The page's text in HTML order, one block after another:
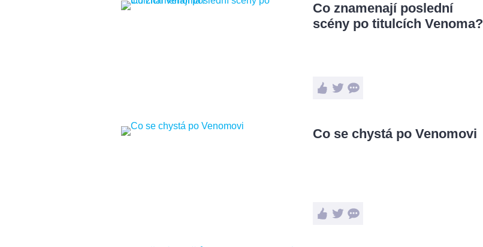
Co znamenají poslední
scény po titulcích Venoma?
Co se chystá po Venomovi